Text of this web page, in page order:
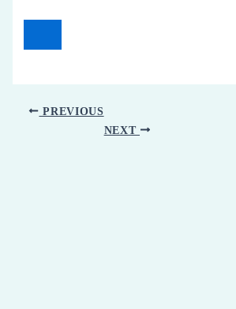
PREVIOUS
NEXT